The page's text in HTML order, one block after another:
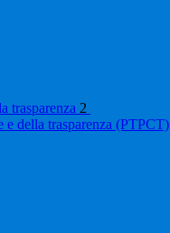
trasparenza 2
e della trasparenza (PTPCT)